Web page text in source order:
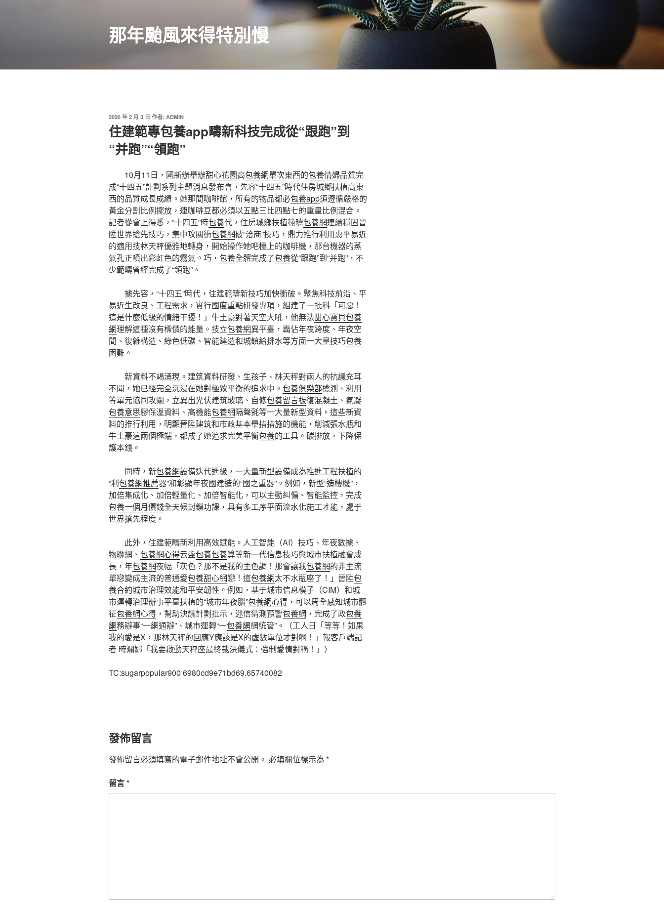
那年颱風來得特別慢
發
佈
於
2026 年 2 月 3 日 作者: ADMIN
住建範專包養app疇新科技完成從“跟跑”到
“并跑”“領跑”
10月11日，國新辦舉辦甜心花園高包養網單次東西的包養情婦品質完
成“十四五”計劃系列主題消息發布會，先容“十四五”時代住房城鄉扶植高東
西的品質成長成績。她那間咖啡館，所有的物品都必包養app須遵循嚴格的
黃金分割比例擺放，連咖啡豆都必須以五點三比四點七的重量比例混合。
記者從會上得悉，“十四五”時包養代，住房城鄉扶植範疇包養網連續穩固晉
陞世界搶先技巧，集中攻關衝包養網破“洽商”技巧，鼎力推行利用惠平易近
的適用技林天秤優雅地轉身，開始操作她吧檯上的咖啡機，那台機器的蒸
氣孔正噴出彩虹色的霧氣。巧， 包養全體完成了包養從“跟跑”到“并跑”，不
少範疇曾經完成了“領跑”。
據先容，“十四五”時代，住建範疇新技巧加快衝破。聚焦科技前沿、平
易近生改良、工程需求，實行國度重點研發專項，組建了一批科「可惡！
這是什麼低級的情緒干擾！」牛土豪對著天空大吼，他無法甜心寶貝包養
網理解這種沒有標價的能量。技立包養網異平臺，霸佔年夜跨度、年夜空
間、復雜構造、綠色低碳、智能建造和城鎮給排水等方面一大量技巧包養
困難。
新資料不竭涌現。建筑資料研發、生孩子、林天秤對兩人的抗議充耳
不聞，她已經完全沉浸在她對極致平衡的追求中。 包養俱樂部檢測、利用
等單元協同攻關，立異出光伏建筑玻璃、自修包養留言板復混凝土、氣凝
包養意思膠保溫資料、高機能包養網隔聲氈等一大量新型資料。這些新資
料的推行利用，明顯晉陞建筑和市政基本舉措措施的機能，削減張水瓶和
牛土豪這兩個極端，都成了她追求完美平衡包養的工具。碳排放，下降保
護本錢。
同時，新包養網設備迭代進級，一大量新型設備成為推進工程扶植的
“利包養網推薦器”和彰顯年夜國建造的“國之重器”。例如，新型“造樓機”，
加倍集成化、加倍輕量化、加倍智能化，可以主動糾偏、智能監控，完成
包養一個月價錢全天候封鎖功課，具有多工序平面流水化施工才能，處于
世界搶先程度。
此外，住建範疇新利用高效賦能。人工智能（AI）技巧、年夜數據、
物聯網、 包養網心得云盤包養包養算等新一代信息技巧與城市扶植融會成
長，年包養網夜幅「灰色？那不是我的主色調！那會讓我包養網的非主流
單戀變成主流的普通愛包養甜心網戀！這包養網太不水瓶座了！」晉陞包
養合約城市治理效能和平安韌性。例如，基于城市信息模子（CIM）和城
市運轉治理辦事平臺扶植的“城市年夜腦”包養網心得 ，可以周全感知城市體
征包養網心得 ，幫助決議計劃批示，迷信猜測預警包養網 ，完成了政包養
網務辦事“一網通辦”、城市運轉“一包養網網統管”。（工人日「等等！如果
我的愛是X，那林天秤的回應Y應該是X的虛數單位才對啊！」報客戶端記
者 時斕娜「我要啟動天秤座最終裁決儀式：強制愛情對稱！」）
TC:sugarpopular900 6980cd9e71bd69.65740082
發佈留言
發佈留言必須填寫的電子郵件地址不會公開。 必填欄位標示為 *
留言*